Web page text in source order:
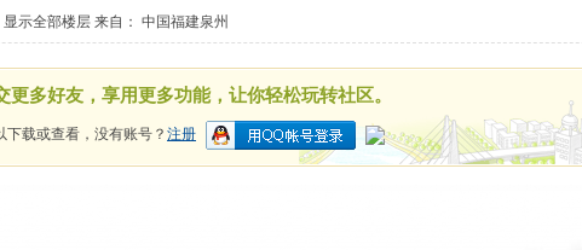
显示全部楼层 来自： 中国福建泉州
更多好友，享用更多功能，让你轻松玩转社区。
下载或查看，没有账号？ 注册